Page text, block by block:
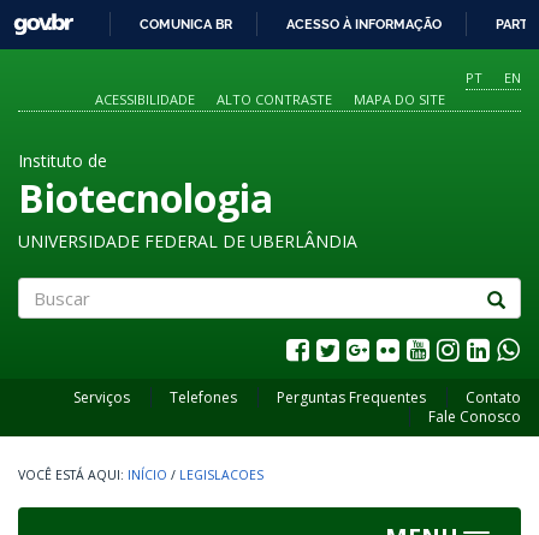
O
CONTEÚDO
GOVBR
COMUNICA BR ACESSO À INFORMAÇÃO
PT
EN
ACESSIBILIDADE
ALTO CONTRASTE MAPA DO SITE
Instituto de
Biotecnologia
UNIVERSIDADE FEDERAL DE UBERLÂNDIA
Serviços Telefones Perguntas Frequentes
Contato
Fale Conosco
INÍCIO / LEGISLACOES